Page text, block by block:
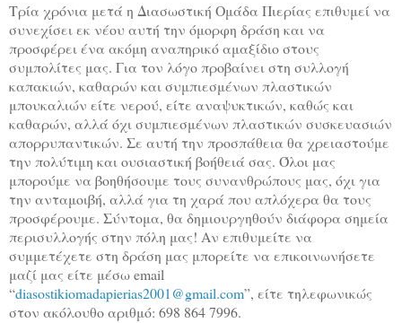
Τρία χρόνια μετά η Διασωστική Ομάδα Πιερίας επιθυμεί να
συνεχίσει εκ νέου αυτή την όμορφη δράση και να
προσφέρει ένα ακόμη αναπηρικό αμαξίδιο στους
συμπολίτες μας. Για τον λόγο προβαίνει στη συλλογή
καπακιών, καθαρών και συμπιεσμένων πλαστικών
μπουκαλιών είτε νερού, είτε αναψυκτικών, καθώς και
καθαρών, αλλά όχι συμπιεσμένων πλαστικών συσκευασιών
απορρυπαντικών. Σε αυτή την προσπάθεια θα χρειαστούμε
την πολύτιμη και ουσιαστική βοήθειά σας. Όλοι μας
μπορούμε να βοηθήσουμε τους συνανθρώπους μας, όχι για
την ανταμοιβή, αλλά για τη χαρά που απλόχερα θα τους
προσφέρουμε. Σύντομα, θα δημιουργηθούν διάφορα σημεία
περισυλλογής στην πόλη μας! Αν επιθυμείτε να
συμμετέχετε στη δράση μας μπορείτε να επικοινωνήσετε
μαζί μας είτε μέσωemail
“diasostikiomadapierias2001@gmail.com”, είτε τηλεφωνικώς
στον ακόλουθο αριθμό: 698 864 7996.